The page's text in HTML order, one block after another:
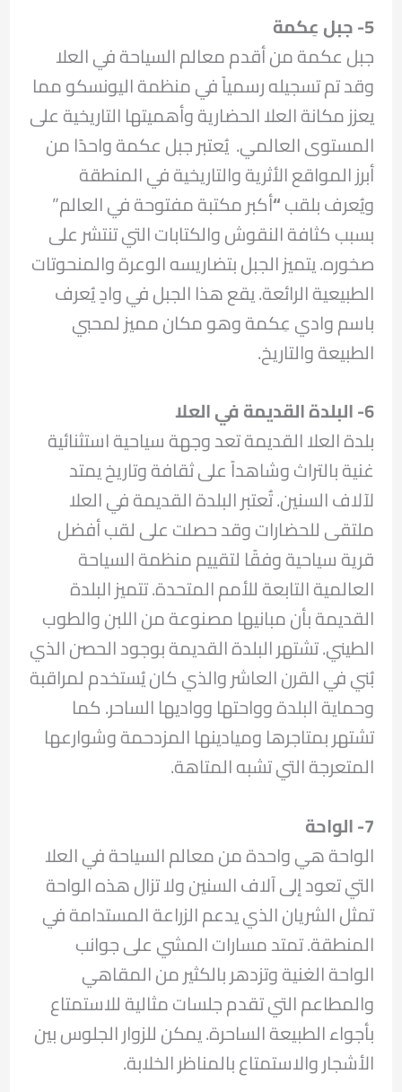
5- جبل عِكمة
جبل عكمة من أقدم معالم السياحة في العلا
وقد تم تسجيله رسمياً في منظمة اليونسكو مما
يعزز مكانة العلا الحضارية وأهميتها التاريخية على
المستوى العالمي. يُعتبر جبل عكمة واحدًا من
أبرز المواقع الأثرية والتاريخية في المنطقة
ويُعرف بلقب“أكبر مكتبة مفتوحة في العالم”
بسبب كثافة النقوش والكتابات التي تنتشر على
صخوره. يتميز الجبل بتضاريسه الوعرة والمنحوتات
الطبيعية الرائعة. يقع هذا الجبل في وادٍ يُعرف
باسم وادي عِكمة وهو مكان مميز لمحبي
الطبيعة والتاريخ.
6- البلدة القديمة في العلا
بلدة العلا القديمة تعد وجهة سياحية استثنائية
غنية بالتراث وشاهداً على ثقافة وتاريخ يمتد
لآلاف السنين. تُعتبر البلدة القديمة في العلا
ملتقى للحضارات وقد حصلت على لقب أفضل
قرية سياحية وفقًا لتقييم منظمة السياحة
العالمية التابعة للأمم المتحدة. تتميز البلدة
القديمة بأن مبانيها مصنوعة من اللبن والطوب
الطيني. تشتهر البلدة القديمة بوجود الحصن الذي
بُني في القرن العاشر والذي كان يُستخدم لمراقبة
وحماية البلدة وواحتها وواديها الساحر. كما
تشتهر بمتاجرها وميادينها المزدحمة وشوارعها
المتعرجة التي تشبه المتاهة.
7- الواحة
الواحة هي واحدة من معالم السياحة في العلا
التي تعود إلى آلاف السنين ولا تزال هذه الواحة
تمثل الشريان الذي يدعم الزراعة المستدامة في
المنطقة. تمتد مسارات المشي على جوانب
الواحة الغنية وتزدهر بالكثير من المقاهي
والمطاعم التي تقدم جلسات مثالية للاستمتاع
بأجواء الطبيعة الساحرة. يمكن للزوار الجلوس بين
الأشجار والاستمتاع بالمناظر الخلابة.